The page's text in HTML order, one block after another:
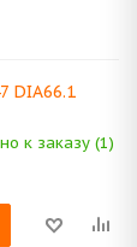
DIA66.1
к заказу (1)